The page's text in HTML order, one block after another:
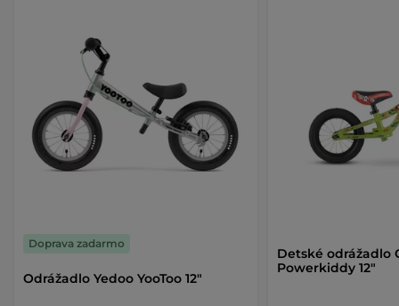
Odrážadlo Yedoo YooToo 12"
Doprava zadarmo
Detské odrážadlo
Powerkiddy 12"